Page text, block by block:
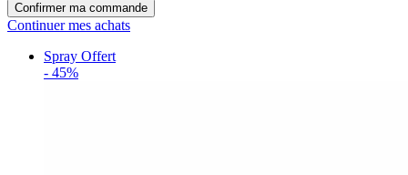
Confirmer ma commande
Continuer mes achats
Spray Offert
- 45%